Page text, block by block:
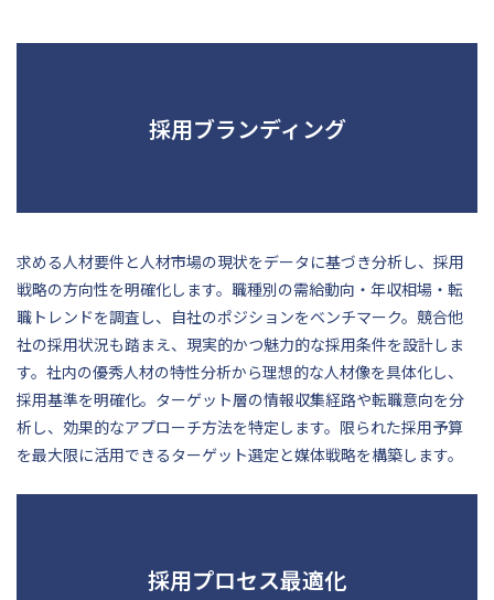
採用ブランディング
求める人材要件と人材市場の現状をデータに基づき分析し、採用
戦略の方向性を明確化します。職種別の需給動向・年収相場・転
職トレンドを調査し、自社のポジションをベンチマーク。競合他
社の採用状況も踏まえ、現実的かつ魅力的な採用条件を設計しま
す。社内の優秀人材の特性分析から理想的な人材像を具体化し、
採用基準を明確化。ターゲット層の情報収集経路や転職意向を分
析し、効果的なアプローチ方法を特定します。限られた採用予算
を最大限に活用できるターゲット選定と媒体戦略を構築します。
採用プロセス最適化